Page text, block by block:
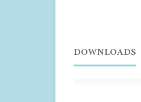
DOWNLOADS